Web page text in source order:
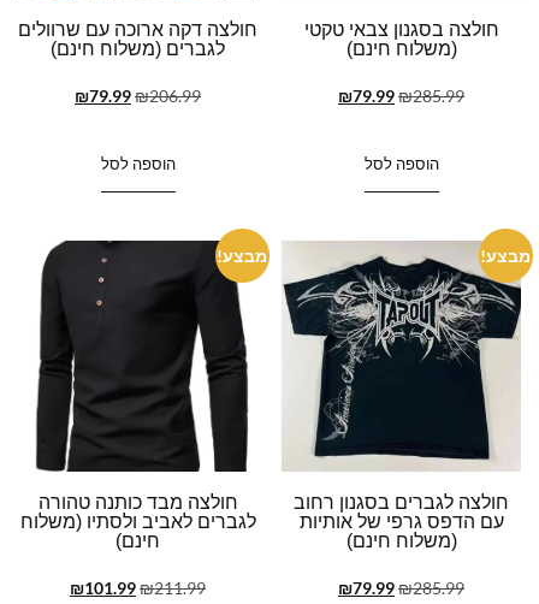
חולצה בסגנון צבאי טקטי
(משלוח חינם)
₪285.99
₪79.99
הוספה לסל
חולצה דקה ארוכה עם שרוולים
לגברים (משלוח חינם)
₪206.99
₪79.99
הוספה לסל
מבצע!
חולצה לגברים בסגנון רחוב
עם הדפס גרפי של אותיות
(משלוח חינם)
₪285.99
₪79.99
מבצע!
חולצה מבד כותנה טהורה
לגברים לאביב ולסתיו (משלוח
חינם)
₪211.99
₪101.99